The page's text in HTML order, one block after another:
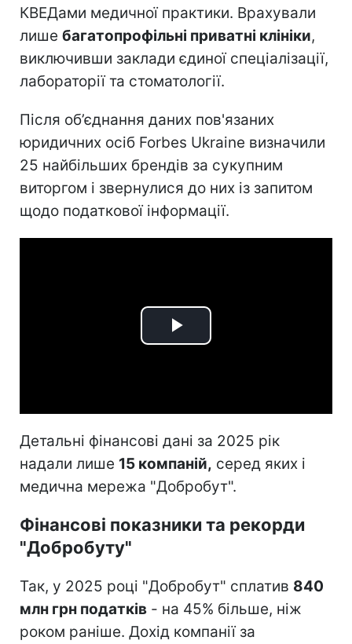
КВЕДами медичної практики. Врахували
лише багатопрофільні приватні клініки,
виключивши заклади єдиної спеціалізації,
лабораторії та стоматології.
Після об’єднання даних пов'язаних
юридичних осіб Forbes Ukraine визначили
25 найбільших брендів за сукупним
виторгом і звернулися до них із запитом
щодо податкової інформації.
Play
Детальні фінансові дані за 2025 рік
надали лише 15 компаній, серед яких і
медична мережа "Добробут".
Фінансові показники та рекорди
"Добробуту"
Так, у 2025 році "Добробут" сплатив 840
млн грн податків - на 45% більше, ніж
роком раніше. Дохід компанії за